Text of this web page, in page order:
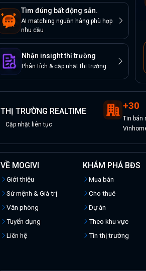
Tìm đúng bất động sản.
AI matching nguồn hàng phù hợp
nhu cầu
Nhận insight thị trường
Phân tích & cập nhật thị trường
THỊ TRƯỜNG REALTIME
Cập nhật liên tục
+30
Tin bán
VỀ MOGIVI
Giới thiệu
Sứ mệnh & Giá trị
Văn phòng
Tuyển dụng
Liên hệ
KHÁM PHÁ BĐS
Mua bán
Cho thuê
Dự án
Theo khu vực
Tin thị trường